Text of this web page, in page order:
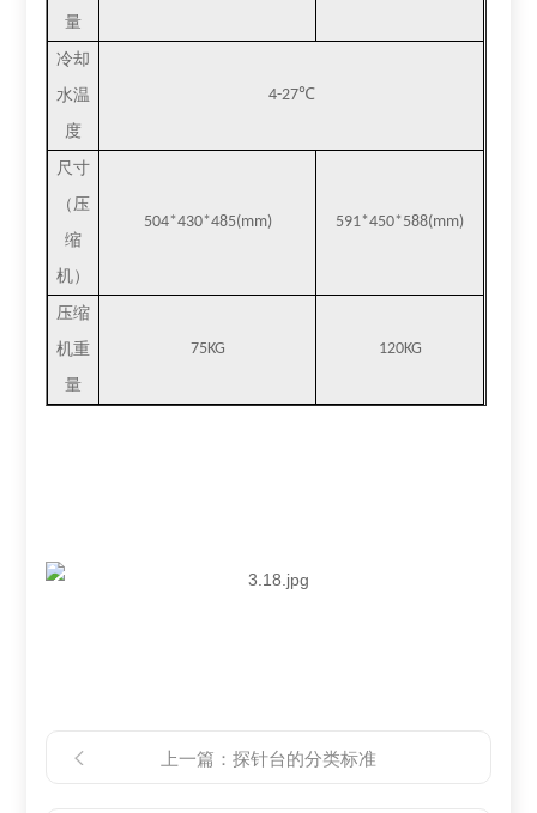
量
冷却
水温
度
4-27℃
尺寸
（压
缩
机）
504*430*485(mm) 591*450*588(mm)
压缩
机重
量
75KG 120KG
上一篇： 探针台的分类标准